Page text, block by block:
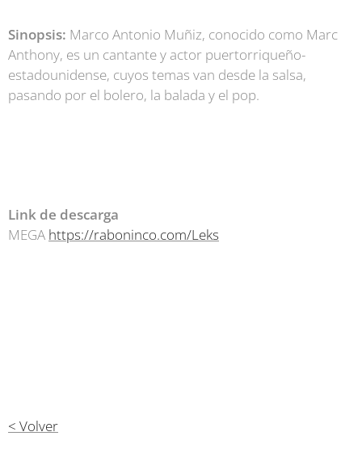
Sinopsis: Marco Antonio Muñiz, conocido como Marc
Anthony, es un cantante y actor puertorriqueño-
estadounidense, cuyos temas van desde la salsa,
pasando por el bolero, la balada y el pop.
Link de descarga
MEGA https://raboninco.com/Leks
< Volver